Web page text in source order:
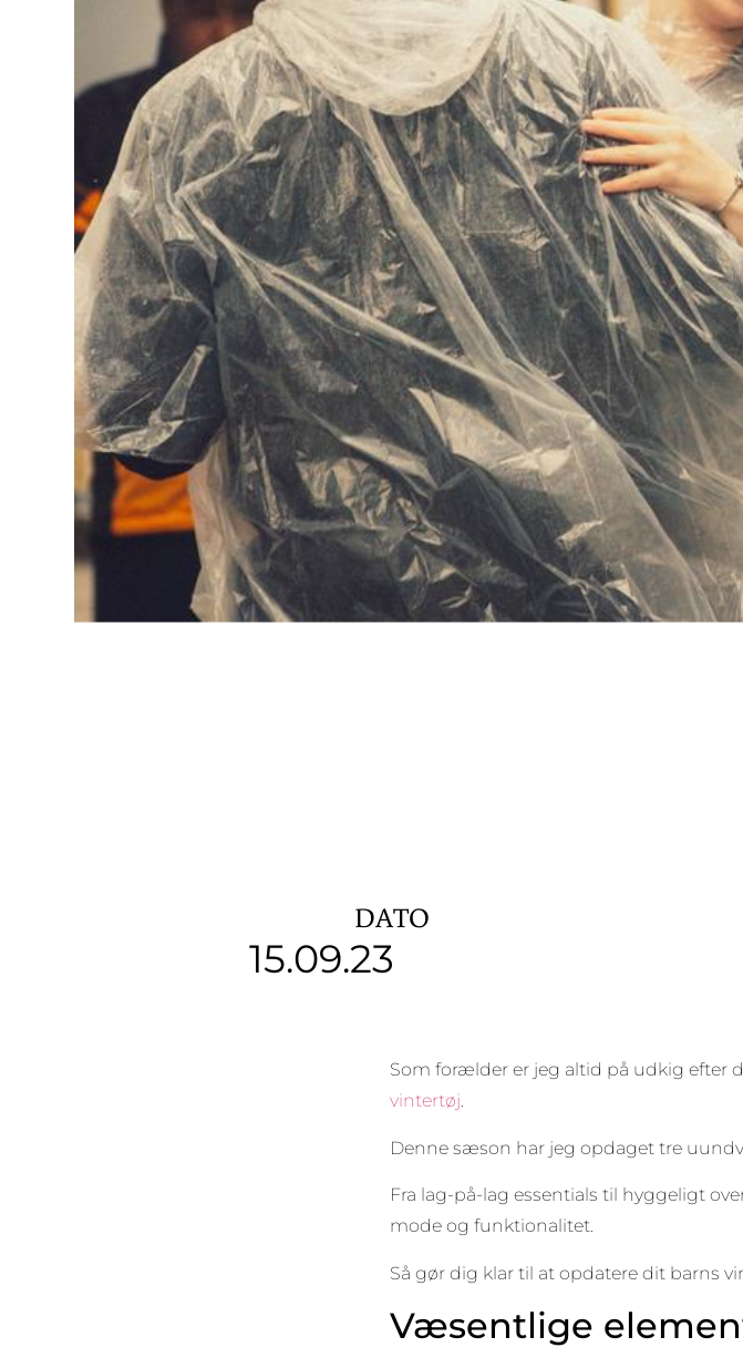
DATO
15.09.23
Som forælder er jeg altid på udkig efter
vintertøj.
Denne sæson har jeg opdaget tre
Fra lag-på-lag essentials til hyggeligt
mode og funktionalitet.
Så gør dig klar til at opdatere dit barns
Væsentlige